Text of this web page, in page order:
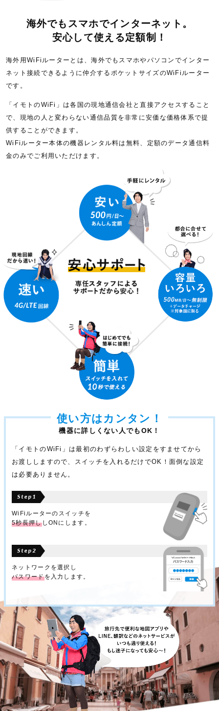
海外でもスマホでインターネット。
安心して使える定額制！
海外用WiFiルーターとは、海外でもスマホやパソコンでインター
ネット接続できるように仲介するポケットサイズのWiFiルーター
です。
「イモトのWiFi」は各国の現地通信会社と直接アクセスすること
で、現地の人と変わらない通信品質を非常に安価な価格体系で提
供することができます。
WiFiルーター本体の機器レンタル料は無料、定額のデータ通信料
金のみでご利用いただけます。
使い方はカンタン！
機器に詳しくない人でもOK！
「イモトのWiFi」は最初のわずらわしい設定をすませてから
お渡ししますので、スイッチを入れるだけでOK！面倒な設定
は必要ありません。
WiFiルーターのスイッチを
5秒長押ししONにします。
ネットワークを選択し
パスワードを入力します。